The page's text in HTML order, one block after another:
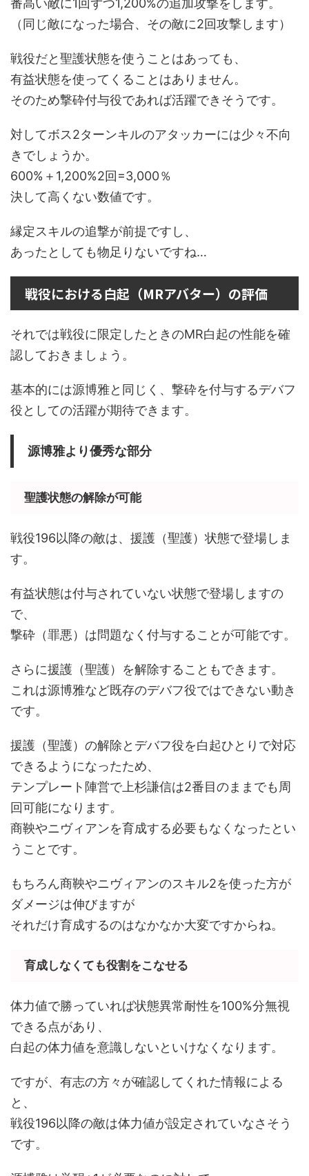
番高い敵に1回ずつ1,200%の追加攻撃をします。
（同じ敵になった場合、その敵に2回攻撃します）
戦役だと聖護状態を使うことはあっても、
有益状態を使ってくることはありません。
そのため撃砕付与役であれば活躍できそうです。
対してボス2ターンキルのアタッカーには少々不向
きでしょうか。
600%＋1,200%2回=3,000％
決して高くない数値です。
縁定スキルの追撃が前提ですし、
あったとしても物足りないですね…
戦役における白起（MRアバター）の評価
それでは戦役に限定したときのMR白起の性能を確
認しておきましょう。
基本的には源博雅と同じく、撃砕を付与するデバフ
役としての活躍が期待できます。
源博雅より優秀な部分
聖護状態の解除が可能
戦役196以降の敵は、援護（聖護）状態で登場しま
す。
有益状態は付与されていない状態で登場しますの
で、
撃砕（罪悪）は問題なく付与することが可能です。
さらに援護（聖護）を解除することもできます。
これは源博雅など既存のデバフ役ではできない動き
です。
援護（聖護）の解除とデバフ役を白起ひとりで対応
できるようになったため、
テンプレート陣営で上杉謙信は2番目のままでも周
回可能になります。
商鞅やニヴィアンを育成する必要もなくなったとい
うことです。
もちろん商鞅やニヴィアンのスキル2を使った方が
ダメージは伸びますが
それだけ育成するのはなかなか大変ですからね。
育成しなくても役割をこなせる
体力値で勝っていれば状態異常耐性を100%分無視
できる点があり、
白起の体力値を意識しないといけなくなります。
ですが、有志の方々が確認してくれた情報による
と、
戦役196以降の敵は体力値が設定されていなさそう
です。